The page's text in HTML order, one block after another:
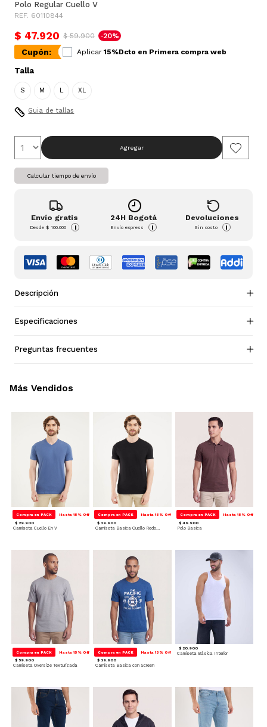
Polo Regular Cuello V
REF. 60110844
$ 47.920 $ 59.900 -20%
Cupón: Aplicar 15%Dcto en Primera compra web
Talla
S M L XL
Guia de tallas
Agregar
Calcular tiempo de envío
Envío gratis
Desde$ 100.000 i
24H Bogotá
Envío express i
Devoluciones
Sin costo i
Descripción
Especificaciones
Preguntas frecuentes
Compra en PACK Hasta 15% Off
$ 29.900
Camiseta Cuello En V
Compra en PACK Hasta 15% Off
$ 29.900
Camiseta Basica Cuello Redondo
Compra en PACK Hasta 15% Off
$ 49.900
Polo Basica
Compra en PACK Hasta 15% Off
$ 59.900
Camiseta Oversize Texturizada
Compra en PACK Hasta 15% Off
$ 39.900
Camiseta Basica con Screen
$ 20.900
Camiseta Básica Interior
Más Vendidos